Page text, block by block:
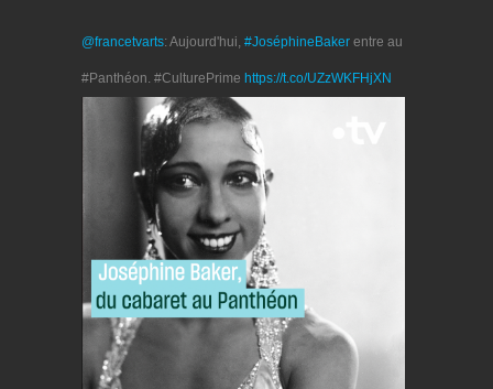
@francetvarts: Aujourd'hui, #JoséphineBaker entre au
#Panthéon. #CulturePrime https://t.co/UZzWKFHjXN